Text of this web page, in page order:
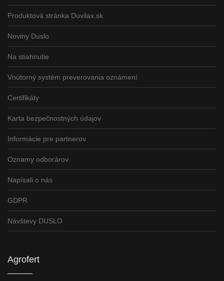
Produktová stránka Duvilax.sk
Noviny Duslo
Na stiahnutie
Vnútorný systém preverovania oznámení
Certifikáty
Karta bezpečnostných údajov
Informácie pre partnerov
Oznamy odborárov
Napísali o nás
GDPR
Návštevy DUSLO
Agrofert